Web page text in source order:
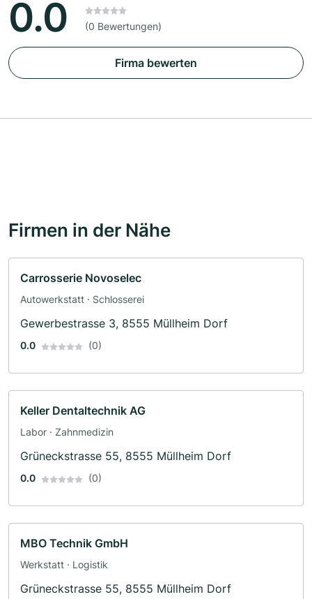
0.0 (0 Bewertungen)
Firma bewerten
Firmen in der Nähe
Carrosserie Novoselec
Autowerkstatt · Schlosserei
Gewerbestrasse 3, 8555 Müllheim Dorf
0.0 (0)
Keller Dentaltechnik AG
Labor · Zahnmedizin
Grüneckstrasse 55, 8555 Müllheim Dorf
0.0 (0)
MBO Technik GmbH
Werkstatt · Logistik
Grüneckstrasse 55, 8555 Müllheim Dorf